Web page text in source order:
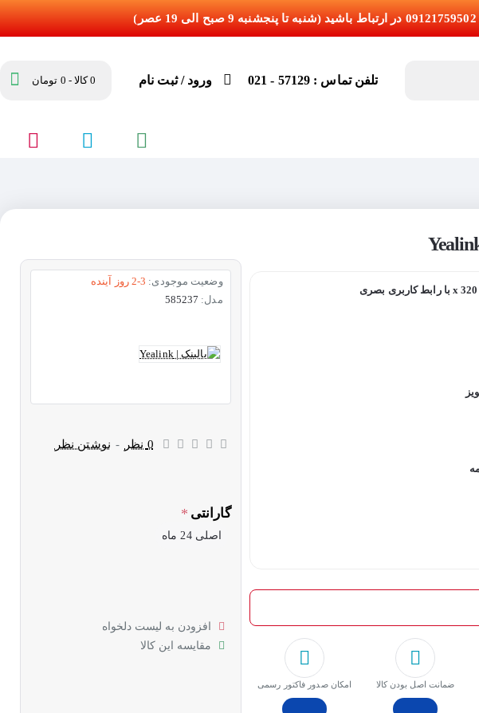
تلفن تماس : 57129 - 021 ورود / ثبت نام 0 کالا - 0 تومان
ﺿﻤﺎﻧﺖ اﺻﻞ ﺑﻮدن ﮐﺎﻟﺎ امکان صدور فاکتور رسمی
وضعیت موجودی: 2-3 روز آینده
مدل: 585237
0 نظر - نوشتن نظر
گارانتی
اصلی 24 ماه
افزودن به لیست دلخواه
مقایسه این کالا